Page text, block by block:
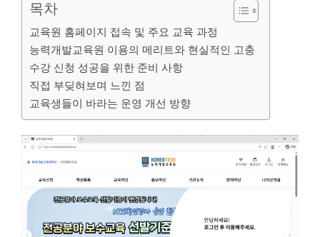
목차
교육원 홈페이지 접속 및 주요 교육 과정
능력개발교육원 이용의 메리트와 현실적인 고충
수강 신청 성공을 위한 준비 사항
직접 부딪혀보며 느낀 점
교육생들이 바라는 운영 개선 방향